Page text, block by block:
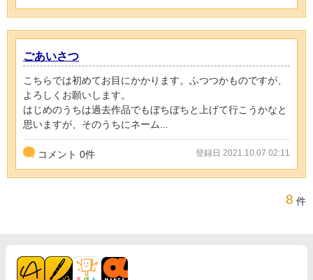
ごあいさつ
こちらでは初めてお目にかかります。ふつつかものですが、
よろしくお願いします。
はじめのうちは過去作品でもぼちぼちと上げて行こうかなと
思いますが、そのうちにネーム...
コメント 0件 登録日 2021.10.07 02:11
8 件